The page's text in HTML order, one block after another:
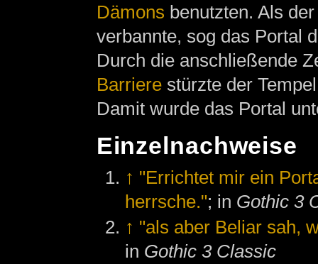
Dämons benutzten. Als
verbannte, sog das Portal
Durch die anschließende
Barrierestürzte der
Damit wurde das Portal
Einzelnachweise
↑ "Errichtet mir ein
herrsche."; in Gothic 3
↑ "als aber Beliar sah,
in Gothic 3 Classic